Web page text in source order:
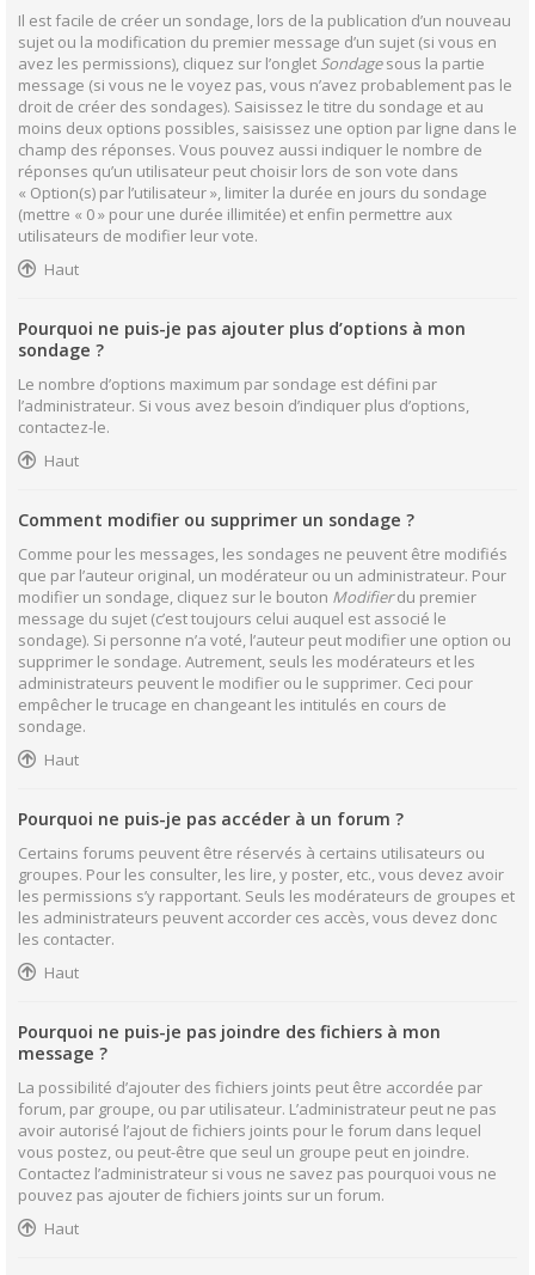
Il est facile de créer un sondage, lors de la publication d’un nouveau
sujet ou la modification du premier message d’un sujet (si vous en
avez les permissions), cliquez sur l’onglet Sondagesous la partie
message (si vous ne le voyez pas, vous n’avez probablement pas le
droit de créer des sondages). Saisissez le titre du sondage et au
moins deux options possibles, saisissez une option par ligne dans le
champ des réponses. Vous pouvez aussi indiquer le nombre de
réponses qu’un utilisateur peut choisir lors de son vote dans
« Option(s) par l’utilisateur », limiter la durée en jours du sondage
(mettre « 0 » pour une durée illimitée) et enfin permettre aux
utilisateurs de modifier leur vote.
Haut
Pourquoi ne puis-je pas ajouter plus d’options à mon
sondage ?
Le nombre d’options maximum par sondage est défini par
l’administrateur. Si vous avez besoin d’indiquer plus d’options,
contactez-le.
Haut
Comment modifier ou supprimer un sondage ?
Comme pour les messages, les sondages ne peuvent être modifiés
que par l’auteur original, un modérateur ou un administrateur. Pour
modifier un sondage, cliquez sur le bouton Modifierdu premier
message du sujet (c’est toujours celui auquel est associé le
sondage). Si personne n’a voté, l’auteur peut modifier une option ou
supprimer le sondage. Autrement, seuls les modérateurs et les
administrateurs peuvent le modifier ou le supprimer. Ceci pour
empêcher le trucage en changeant les intitulés en cours de
sondage.
Haut
Pourquoi ne puis-je pas accéder à un forum ?
Certains forums peuvent être réservés à certains utilisateurs ou
groupes. Pour les consulter, les lire, y poster, etc., vous devez avoir
les permissions s’y rapportant. Seuls les modérateurs de groupes et
les administrateurs peuvent accorder ces accès, vous devez donc
les contacter.
Haut
Pourquoi ne puis-je pas joindre des fichiers à mon
message ?
La possibilité d’ajouter des fichiers joints peut être accordée par
forum, par groupe, ou par utilisateur. L’administrateur peut ne pas
avoir autorisé l’ajout de fichiers joints pour le forum dans lequel
vous postez, ou peut-être que seul un groupe peut en joindre.
Contactez l’administrateur si vous ne savez pas pourquoi vous ne
pouvez pas ajouter de fichiers joints sur un forum.
Haut